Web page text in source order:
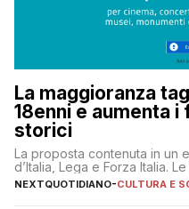
La maggioranza
18enni e aumenta
storici
La proposta contenuta in un
d’Italia, Lega e Forza Italia.
NEXTQUOTIDIANO-CULTURA E